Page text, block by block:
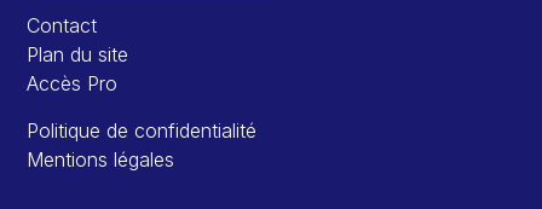
Contact
Plan du site
Accès Pro
Politique de confidentialité
Mentions légales